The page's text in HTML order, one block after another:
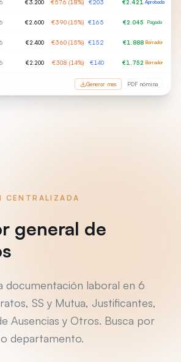
€3.200 €576 (18%) €203 €2.421 Aprobada
€2.600 €390 (15%) €165 €2.045 Pagada
€2.400 €360 (15%) €152 €1.888 Borrador
€2.200 €308 (14%) €140 €1.752 Borrador
Generar mes PDF nómina
CENTRALIZADA
general de
documentación laboral en 6
SS y Mutua, Justificantes,
Ausencias y Otros. Busca por
departamento.